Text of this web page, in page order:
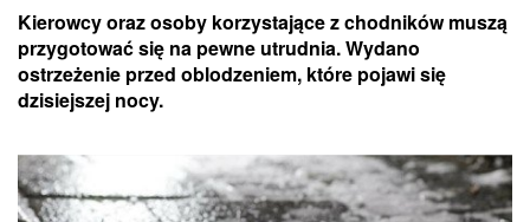
Kierowcy oraz osoby korzystające z chodników muszą
przygotować się na pewne utrudnia. Wydano
ostrzeżenie przed oblodzeniem, które pojawi się
dzisiejszej nocy.